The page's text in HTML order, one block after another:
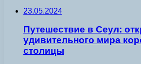
23.05.2024
Путешествие в Сеул:
удивительного мира
столицы